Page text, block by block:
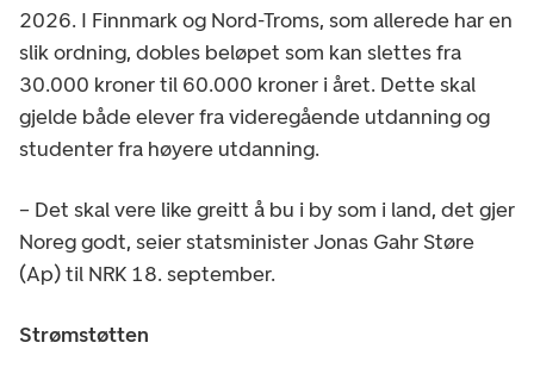
2026. I Finnmark og Nord-Troms, som allerede har en
slik ordning, dobles beløpet som kan slettes fra
30.000 kroner til 60.000 kroner i året. Dette skal
gjelde både elever fra videregående utdanning og
studenter fra høyere utdanning.
– Det skal vere like greitt å bu i by som i land, det gjer
Noreg godt, seier statsminister Jonas Gahr Støre
(Ap) til NRK 18. september.
Strømstøtten